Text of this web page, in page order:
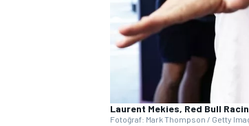
Laurent Mekies, Red Bull
Fotoğraf: Mark Thompson / Getty